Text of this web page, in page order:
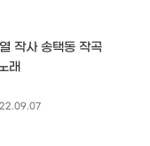
작사 송택동 작곡
래